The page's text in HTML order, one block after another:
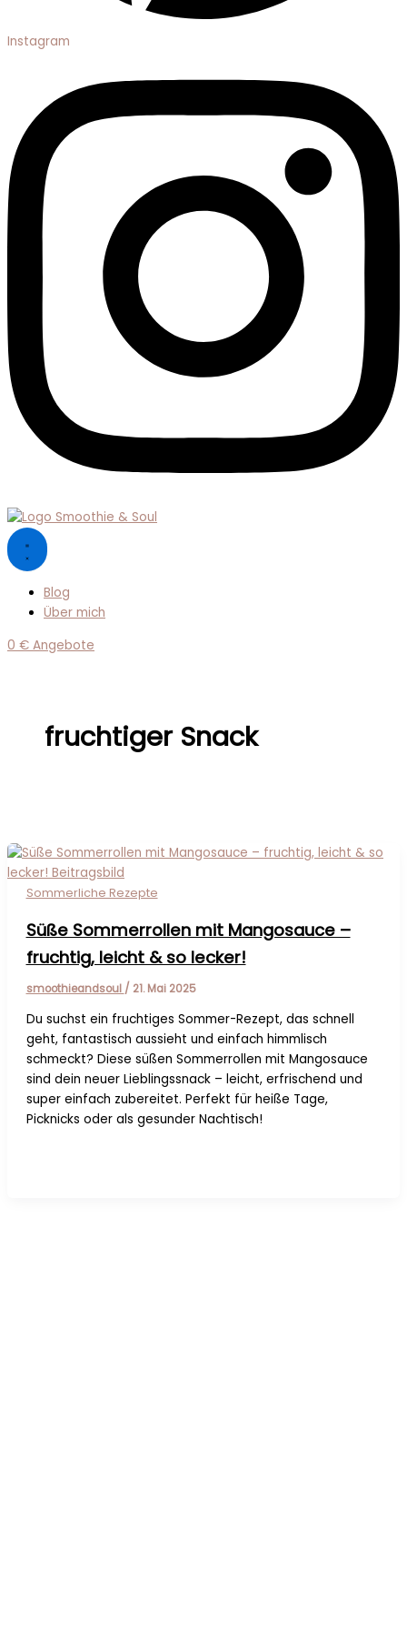
Instagram
Blog
Über mich
0 € Angebote
fruchtiger Snack
Sommerliche Rezepte
Süße Sommerrollen mit Mangosauce –
fruchtig, leicht & so lecker!
smoothieandsoul / 21. Mai 2025
Du suchst ein fruchtiges Sommer-Rezept, das schnell
geht, fantastisch aussieht und einfach himmlisch
schmeckt? Diese süßen Sommerrollen mit Mangosauce
sind dein neuer Lieblingssnack – leicht, erfrischend und
super einfach zubereitet. Perfekt für heiße Tage,
Picknicks oder als gesunder Nachtisch!